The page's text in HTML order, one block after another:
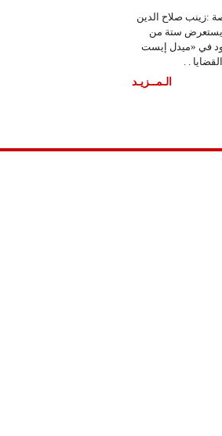
:زينب صلاح الدين
- يستعرض ستة من
في «ميدل إيست
. .
الـمــزيـد